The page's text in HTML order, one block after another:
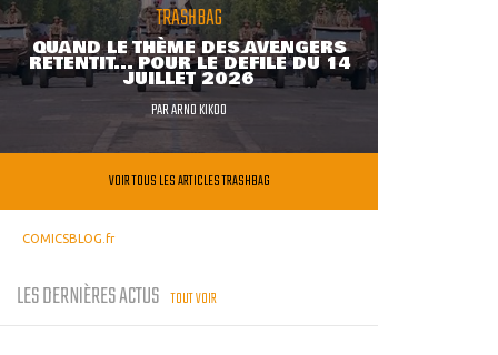
TRASHBAG
QUAND LE THÈME DES AVENGERS
RETENTIT... POUR LE DÉFILÉ DU 14
JUILLET 2026
PARARNO KIKOO
VOIR TOUS LES ARTICLES TRASHBAG
COMICSBLOG.fr
LES DERNIÈRES ACTUS TOUT VOIR